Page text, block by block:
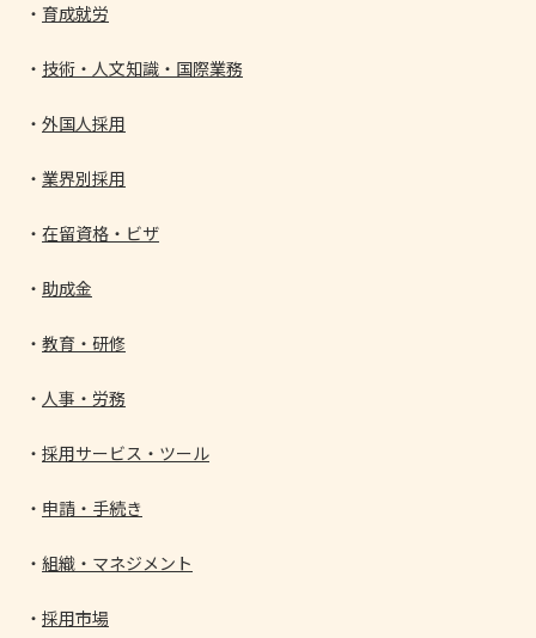
育成就労
技術・人文知識・国際業務
外国人採用
業界別採用
在留資格・ビザ
助成金
教育・研修
人事・労務
採用サービス・ツール
申請・手続き
組織・マネジメント
採用市場